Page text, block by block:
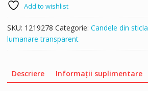
6X7.8
TRAN
Add to wishlist
SKU: 1219278 Categorie: Candele din sticla
lumanare transparent
Descriere Informații suplimentare